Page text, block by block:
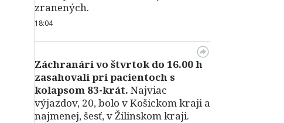
zranených.
18:04
Záchranári vo štvrtok do 16.00 h
zasahovali pri pacientoch s
kolapsom 83-krát. Najviac
výjazdov, 20, bolo v Košickom kraji a
najmenej, šesť, v Žilinskom kraji.